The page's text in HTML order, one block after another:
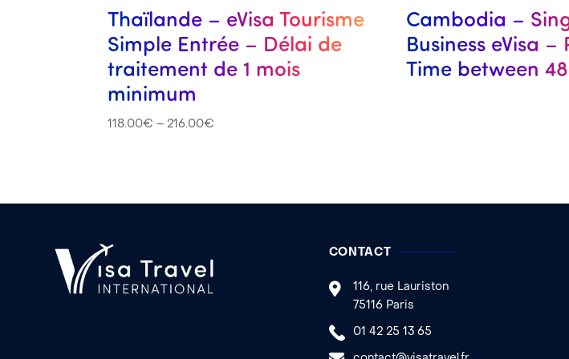
Thaïlande – eVisa Tourisme
Simple Entrée – Délai de
traitement de 1 mois
minimum
118.00€ – 216.00€
Cambodia –
Business eVisa –
Time between
CONTACT
116, rue Lauriston
75116 Paris
01 42 25 13 65